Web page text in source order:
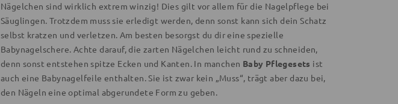
Nägelchen sind wirklich extrem winzig! Dies gilt vor allem für die Nagelpflege bei
Säuglingen. Trotzdem muss sie erledigt werden, denn sonst kann sich dein Schatz
selbst kratzen und verletzen. Am besten besorgst du dir eine spezielle
Babynagelschere. Achte darauf, die zarten Nägelchen leicht rund zu schneiden,
denn sonst entstehen spitze Ecken und Kanten. In manchen Baby Pflegesets ist
auch eine Babynagelfeile enthalten. Sie ist zwar kein „Muss“, trägt aber dazu bei,
den Nägeln eine optimal abgerundete Form zu geben.